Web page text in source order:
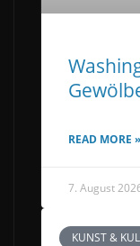
READ MORE »
7. August
KUNST &